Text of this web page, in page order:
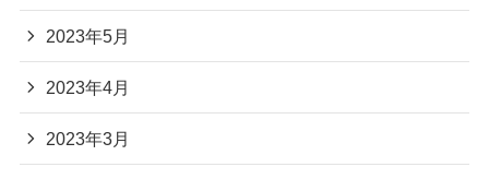
2023年5月
2023年4月
2023年3月